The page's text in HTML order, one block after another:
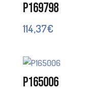
P169798
114,37€
P165006